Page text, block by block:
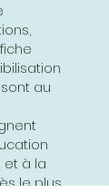
au
et à la
le plus